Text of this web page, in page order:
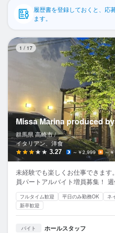
企業情報履歴書を登録しておくと、応
ます。
1 / 17
Missa Marina produced
群馬県 高崎市 /
イタリアン、洋食
3.27 ～￥2,999 ～
未経験でも楽しくお仕事できま
員パートアルバイト増員募集！ 週
フルタイム歓迎 平日のみ勤務OK ネ
新卒歓迎
バイト ホールスタッフ